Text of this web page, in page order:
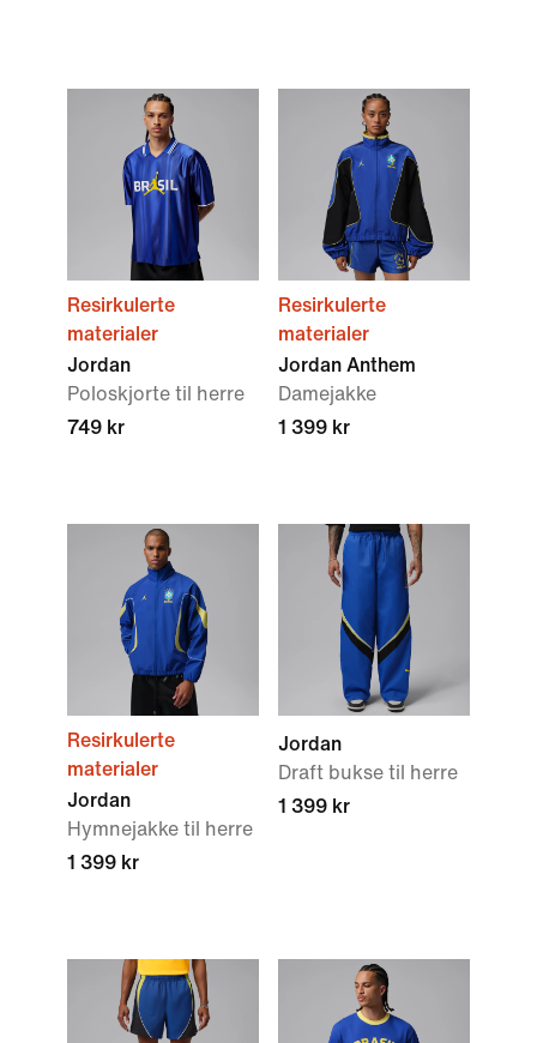
Resirkulerte
materialer
Jordan
Poloskjorte til herre
749 kr
Resirkulerte
materialer
Jordan Anthem
Damejakke
1 399 kr
Resirkulerte
materialer
Jordan
Hymnejakke til herre
1 399 kr
Jordan
Draft bukse til herre
1 399 kr